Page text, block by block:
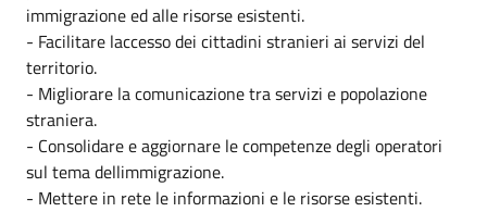
immigrazione ed alle risorse esistenti.
- Facilitare laccesso dei cittadini stranieri ai servizi del
territorio.
- Migliorare la comunicazione tra servizi e popolazione
straniera.
- Consolidare e aggiornare le competenze degli operatori
sul tema dellimmigrazione.
- Mettere in rete le informazioni e le risorse esistenti.